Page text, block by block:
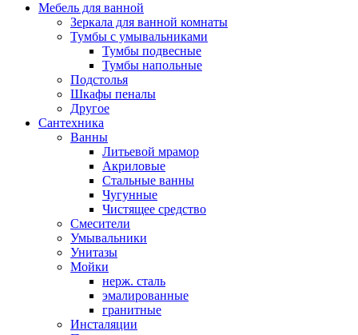
Мебель для ванной
Зеркала для ванной комнаты
Тумбы с умывальниками
Тумбы подвесные
Тумбы напольные
Подстолья
Шкафы пеналы
Другое
Сантехника
Ванны
Литьевой мрамор
Акриловые
Стальные ванны
Чугунные
Чистящее средство
Смесители
Умывальники
Унитазы
Мойки
нерж. сталь
эмалированные
гранитные
Инсталяции